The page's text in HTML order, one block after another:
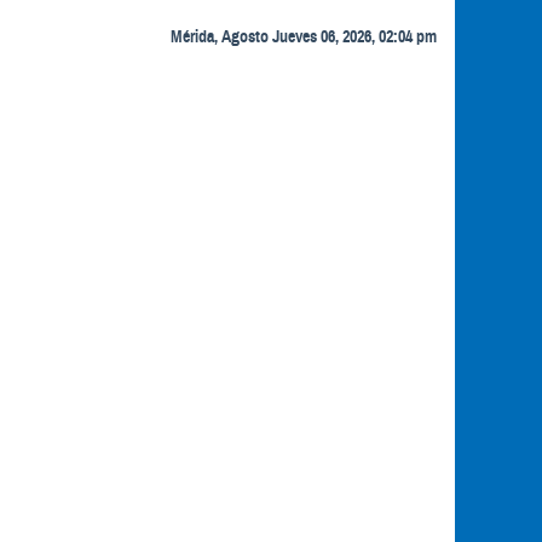
Mérida, Agosto Jueves 06, 2026, 02:04 pm